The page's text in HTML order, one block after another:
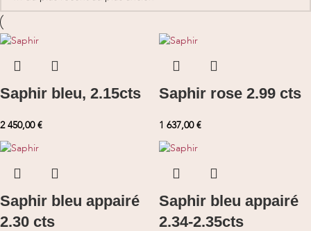
Saphir bleu, 2.15cts
2 450,00€
Saphir rose 2.99 cts
1 637,00€
Saphir bleu appairé
2.30 cts
Saphir bleu appairé
2.34-2.35cts